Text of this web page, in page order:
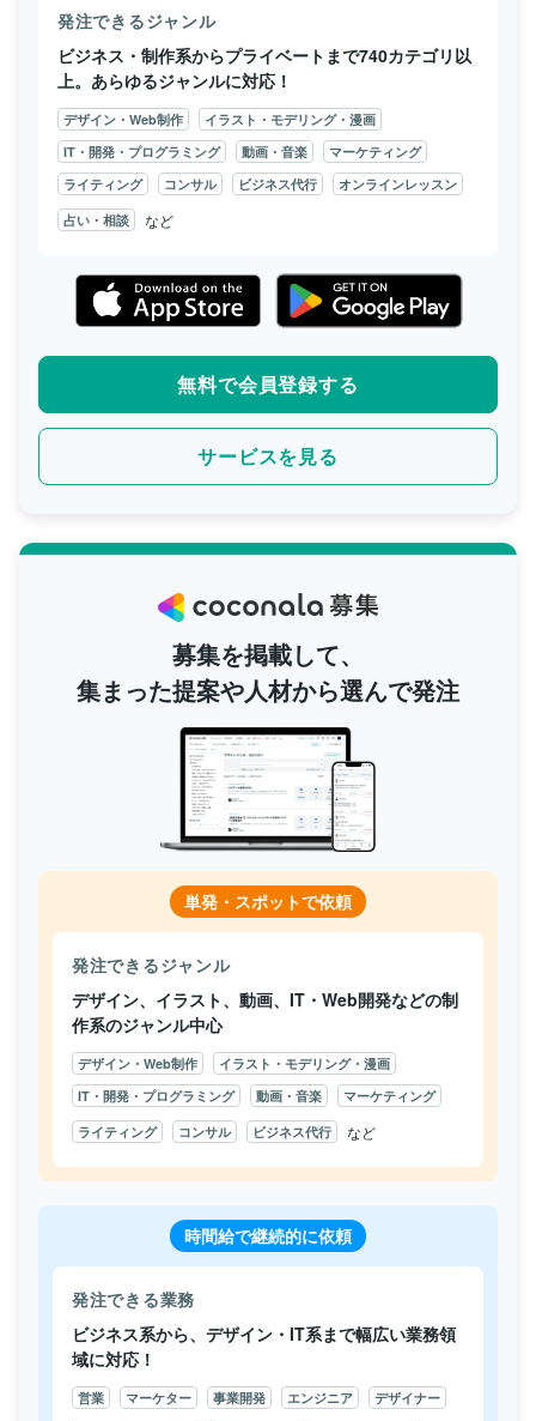
発注できるジャンル
ビジネス・制作系からプライベートまで740カテゴリ以
上。あらゆるジャンルに対応！
デザイン・Web制作
イラスト・モデリング・漫画
IT・開発・プログラミング
動画・音楽
マーケティング
ライティング
コンサル ビジネス代行 オンラインレッスン
占い・相談 など
無料で会員登録する
サービスを見る
募集を掲載して、
集まった提案や人材から選んで発注
単発・スポットで依頼
発注できるジャンル
デザイン、イラスト、動画、IT・Web開発などの制
作系のジャンル中心
デザイン・Web制作
イラスト・モデリング・漫画
IT・開発・プログラミング
動画・音楽 マーケティング
ライティング コンサル ビジネス代行 など
時間給で継続的に依頼
発注できる業務
ビジネス系から、デザイン・IT系まで幅広い業務領
域に対応！
営業 マーケター 事業開発 エンジニア デザイナー